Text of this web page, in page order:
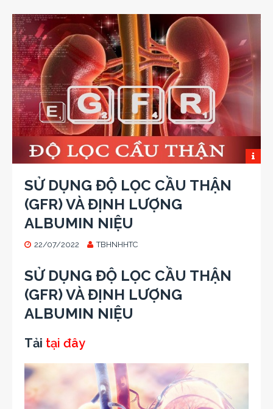
SỬ DỤNG ĐỘ LỌC CẦU THẬN
(GFR) VÀ ĐỊNH LƯỢNG
ALBUMIN NIỆU
22/07/2022 TBHNHHTC
SỬ DỤNG ĐỘ LỌC CẦU THẬN
(GFR) VÀ ĐỊNH LƯỢNG
ALBUMIN NIỆU
Tải tại đây